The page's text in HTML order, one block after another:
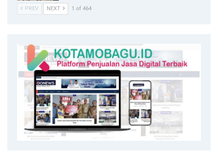
PREV NEXT 1 of 464